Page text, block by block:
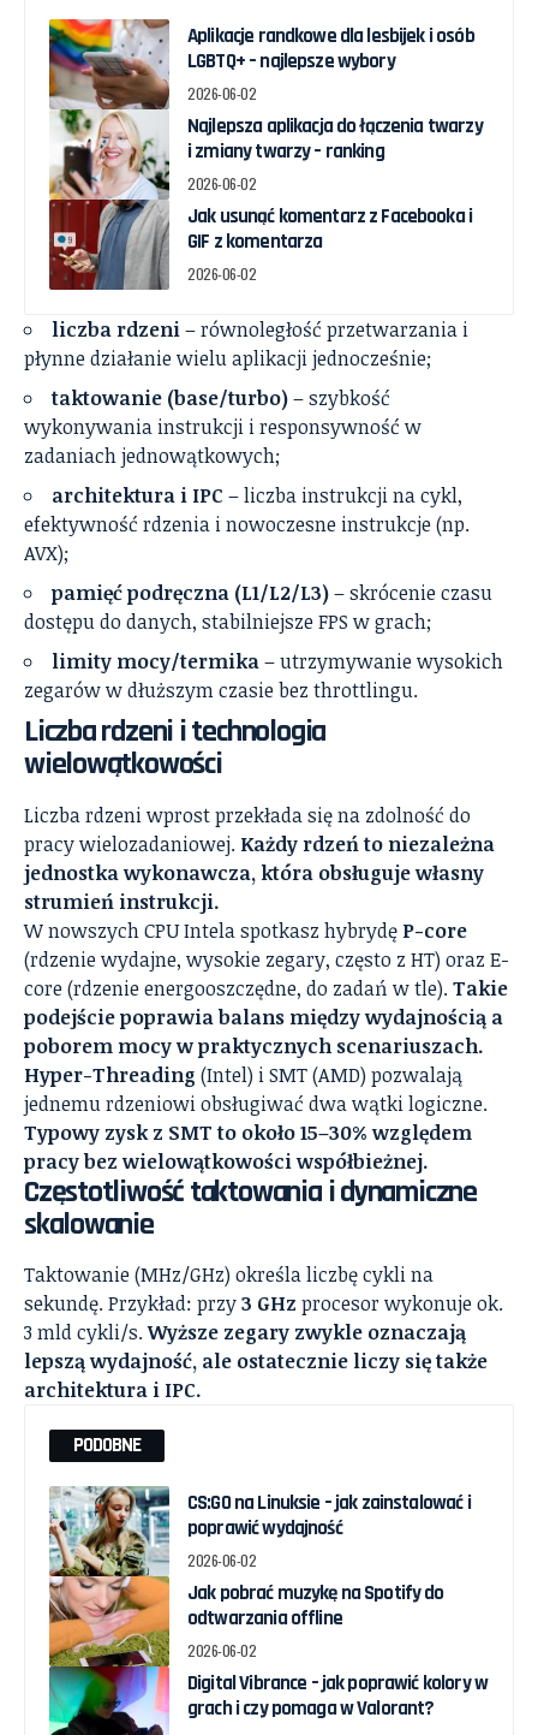
Aplikacje randkowe dla lesbijek i osób
LGBTQ+ – najlepsze wybory
2026-06-02
Najlepsza aplikacja do łączenia twarzy
i zmiany twarzy – ranking
2026-06-02
Jak usunąć komentarz z Facebooka i
GIF z komentarza
2026-06-02
liczba rdzeni– równoległość przetwarzania i
płynne działanie wielu aplikacji jednocześnie;
taktowanie (base/turbo)– szybkość
wykonywania instrukcji i responsywność w
zadaniach jednowątkowych;
architektura i IPC – liczba instrukcji na cykl,
efektywność rdzenia i nowoczesne instrukcje (np.
AVX);
pamięć podręczna (L1/L2/L3)– skrócenie czasu
dostępu do danych, stabilniejsze FPS w grach;
limity mocy/termika– utrzymywanie wysokich
zegarów w dłuższym czasie bez throttlingu.
Liczba rdzeni i technologia
wielowątkowości
Liczba rdzeni wprost przekłada się na zdolność do
pracy wielozadaniowej. Każdy rdzeń to niezależna
jednostka wykonawcza, która obsługuje własny
strumień instrukcji.
W nowszych CPU Intela spotkasz hybrydę P-core
(rdzenie wydajne, wysokie zegary, często z HT) oraz E-
core (rdzenie energooszczędne, do zadań w tle).Takie
podejście poprawia balans między wydajnością a
poborem mocy w praktycznych scenariuszach.
Hyper-Threading (Intel) i SMT (AMD) pozwalają
jednemu rdzeniowi obsługiwać dwa wątki logiczne.
Typowy zysk z SMT to około 15–30% względem
pracy bez wielowątkowości współbieżnej.
Częstotliwość taktowania i dynamiczne
skalowanie
Taktowanie (MHz/GHz) określa liczbę cykli na
sekundę. Przykład: przy3 GHz procesor wykonuje ok.
3 mld cykli/s.Wyższe zegary zwykle oznaczają
lepszą wydajność, ale ostatecznie liczy się także
architektura i IPC.
PODOBNE
CS:GO na Linuksie – jak zainstalować i
poprawić wydajność
2026-06-02
Jak pobrać muzykę na Spotify do
odtwarzania offline
2026-06-02
Digital Vibrance – jak poprawić kolory w
grach i czy pomaga w Valorant?